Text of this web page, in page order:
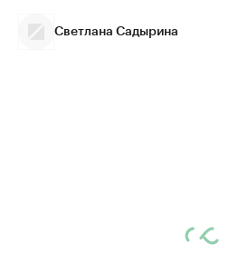
Светлана Садырина